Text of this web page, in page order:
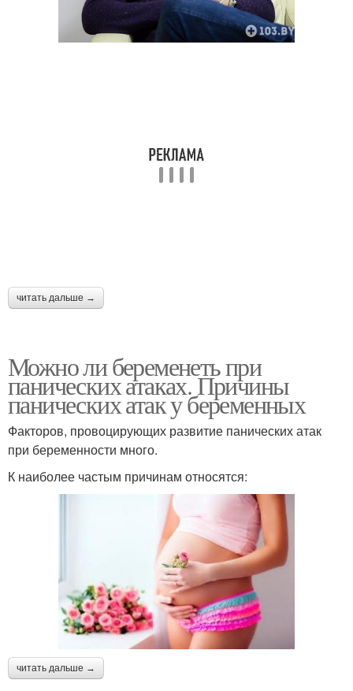
читать дальше →
Можно ли беременеть при
панических атаках. Причины
панических атак у беременных
Факторов, провоцирующих развитие панических атак
при беременности много.
К наиболее частым причинам относятся:
читать дальше →